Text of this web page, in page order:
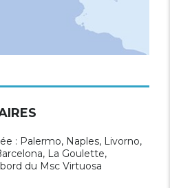
: Palermo, Naples, Livorno,
La Goulette,
du Msc Virtuosa